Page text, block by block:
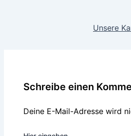
Unsere
Schreibe einen
Deine E-Mail-Adresse wird